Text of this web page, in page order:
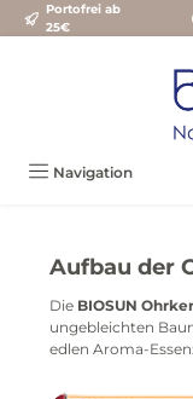
Zum Hauptinhalt
Portofrei ab
25€
Navigation
Aufbau der
Die BIOSUN
ungebleichten
edlen Aroma-